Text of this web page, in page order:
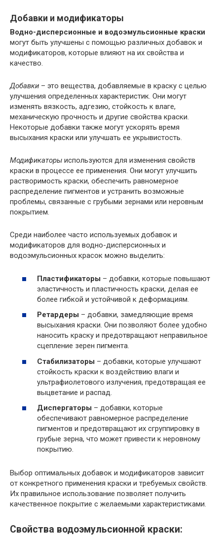
Добавки и модификаторы
Водно-дисперсионные и водоэмульсионные краски
могут быть улучшены с помощью различных добавок и
модификаторов, которые влияют на их свойства и
качество.
Добавки – это вещества, добавляемые в краску с целью
улучшения определенных характеристик. Они могут
изменять вязкость, адгезию, стойкость к влаге,
механическую прочность и другие свойства краски.
Некоторые добавки также могут ускорять время
высыхания краски или улучшать ее укрывистость.
Модификаторы используются для изменения свойств
краски в процессе ее применения. Они могут улучшить
растворимость краски, обеспечить равномерное
распределение пигментов и устранить возможные
проблемы, связанные с грубыми зернами или неровным
покрытием.
Среди наиболее часто используемых добавок и
модификаторов для водно-дисперсионных и
водоэмульсионных красок можно выделить:
Пластификаторы – добавки, которые повышают
эластичность и пластичность краски, делая ее
более гибкой и устойчивой к деформациям.
Ретардеры – добавки, замедляющие время
высыхания краски. Они позволяют более удобно
наносить краску и предотвращают неправильное
сцепление зерен пигмента.
Стабилизаторы – добавки, которые улучшают
стойкость краски к воздействию влаги и
ультрафиолетового излучения, предотвращая ее
выцветание и распад.
Диспергаторы – добавки, которые
обеспечивают равномерное распределение
пигментов и предотвращают их сгруппировку в
грубые зерна, что может привести к неровному
покрытию.
Выбор оптимальных добавок и модификаторов зависит
от конкретного применения краски и требуемых свойств.
Их правильное использование позволяет получить
качественное покрытие с желаемыми характеристиками.
Свойства водоэмульсионной краски: